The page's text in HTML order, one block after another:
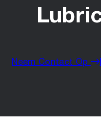
Neem Contact Op